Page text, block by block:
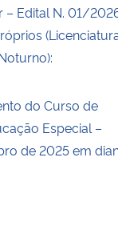
– Edital N. 01/
do Curso de
Especial –
de 2025 em